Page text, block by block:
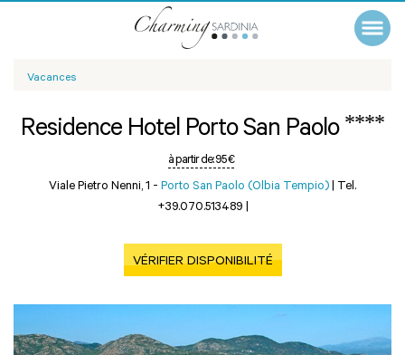
Vacances
Residence Hotel Porto San Paolo ****
à partir de:95 €
Viale Pietro Nenni, 1 - Porto San Paolo (Olbia Tempio) | Tel.
+39.070.513489 |
VÉRIFIER DISPONIBILITÉ